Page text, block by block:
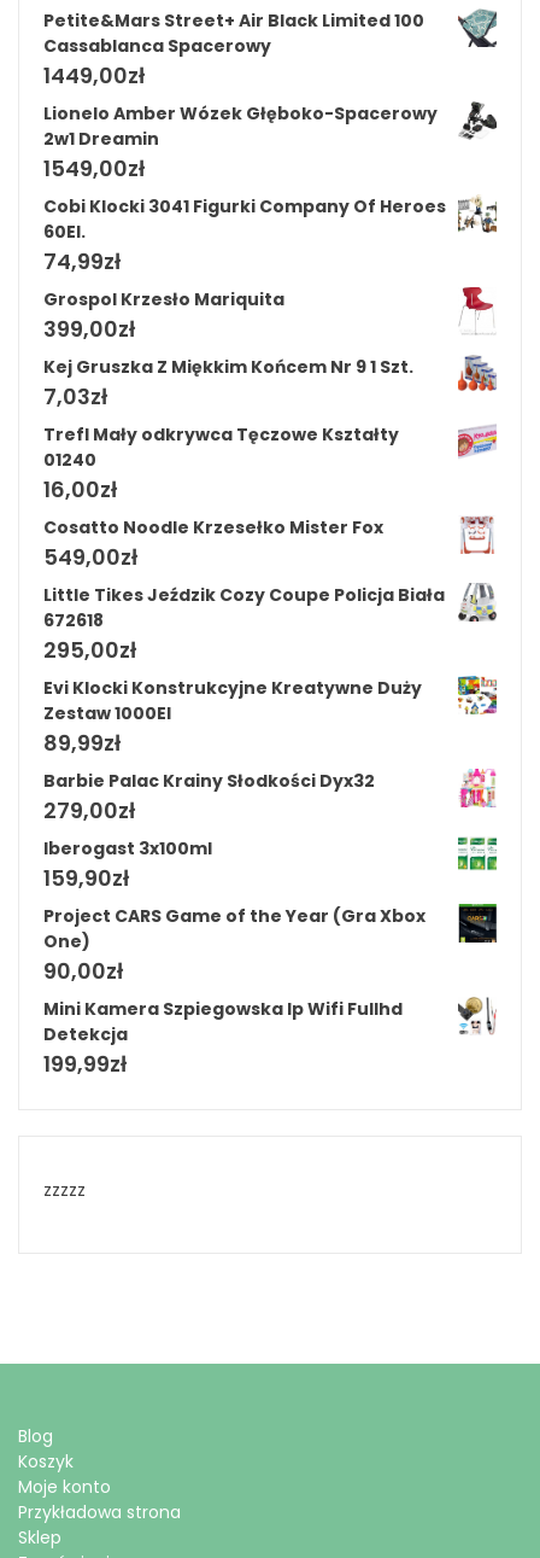
Petite&Mars Street+ Air Black Limited 100
Cassablanca Spacerowy
1449,00zł
Lionelo Amber Wózek Głęboko-Spacerowy
2w1 Dreamin
1549,00zł
Cobi Klocki 3041 Figurki Company Of Heroes
60El.
74,99zł
Grospol Krzesło Mariquita
399,00zł
Kej Gruszka Z Miękkim Końcem Nr 9 1 Szt.
7,03zł
Trefl Mały odkrywca Tęczowe Kształty
01240
16,00zł
Cosatto Noodle Krzesełko Mister Fox
549,00zł
Little Tikes Jeździk Cozy Coupe Policja Biała
672618
295,00zł
Evi Klocki Konstrukcyjne Kreatywne Duży
Zestaw 1000El
89,99zł
Barbie Palac Krainy Słodkości Dyx32
279,00zł
Iberogast 3x100ml
159,90zł
Project CARS Game of the Year (Gra Xbox
One)
90,00zł
Mini Kamera Szpiegowska Ip Wifi Fullhd
Detekcja
199,99zł
zzzzz
Blog
Koszyk
Moje konto
Przykładowa strona
Sklep